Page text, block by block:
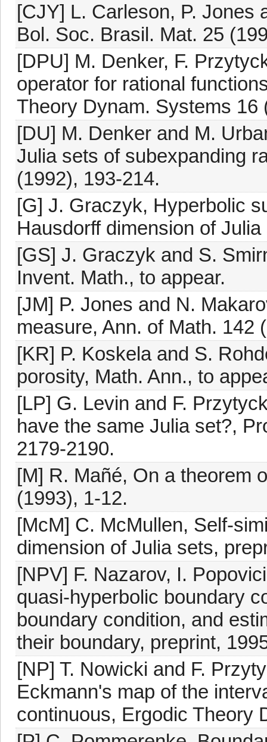
[CJY] L. Carleson, P. Jones
Bol. Soc. Brasil. Mat. 25
[DPU] M. Denker, F.
operator for rational
Theory Dynam. Systems 16
[DU] M. Denker and M.
Julia sets of subexpanding
(1992), 193-214.
[G] J. Graczyk, Hyperbolic
Hausdorff dimension of
[GS] J. Graczyk and S.
Invent. Math., to appear.
[JM] P. Jones and N.
measure, Ann. of Math. 142
[KR] P. Koskela and S.
porosity, Math. Ann., to
[LP] G. Levin and F.
have the same Julia set?,
2179-2190.
[M] R. Mañé, On a theorem
(1993), 1-12.
[McM] C. McMullen, Self-
dimension of Julia sets,
[NPV] F. Nazarov, I.
quasi-hyperbolic boundary
boundary condition, and
their boundary, preprint,
[NP] T. Nowicki and F.
Eckmann's map of the
continuous, Ergodic Theory